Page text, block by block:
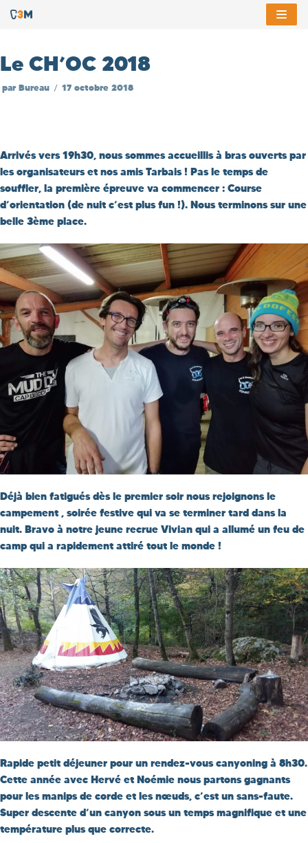
contenu
Le CH’OC 2018
par Bureau 17 octobre 2018
Arrivés vers 19h30, nous sommes accueillis à bras ouverts par
les organisateurs et nos amis Tarbais ! Pas le temps de
souffler, la première épreuve va commencer : Course
d’orientation (de nuit c’est plus fun !). Nous terminons sur une
belle 3ème place.
Déjà bien fatigués dès le premier soir nous rejoignons le
campement , soirée festive qui va se terminer tard dans la
nuit. Bravo à notre jeune recrue Vivian qui a allumé un feu de
camp qui a rapidement attiré tout le monde !
Rapide petit déjeuner pour un rendez-vous canyoning à 8h30.
Cette année avec Hervé et Noémie nous partons gagnants
pour les manips de corde et les nœuds, c’est un sans-faute.
Super descente d’un canyon sous un temps magnifique et une
température plus que correcte.